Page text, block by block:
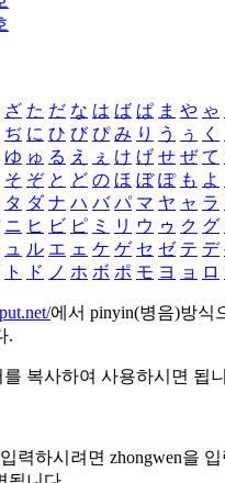
ざ た だ な は ば ぱ ま や ゃ
ぢ に ひ び ぴ み り う ぅ く
ゆ ゅ る え ぇ け げ せ ぜ て
そ ぞ と ど の ほ ぼ ぽ も よ
タ ダ ナ ハ バ パ マ ヤ ャ ラ
ニ ヒ ビ ピ ミ リ ウ ゥ ク グ
ュ ル エ ェ ケ ゲ セ ゼ テ デ
ト ド ノ ホ ボ ポ モ ヨ ョ ロ
에서 pinyin(병음)방식
.
복사하여 사용하시면 됩
력하시려면 zhongwen을 입